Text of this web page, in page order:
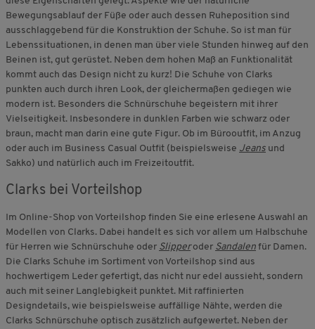
Bewegungsablauf der Füße oder auch dessen Ruheposition sind
ausschlaggebend für die Konstruktion der Schuhe. So ist man für
Lebenssituationen, in denen man über viele Stunden hinweg auf den
Beinen ist, gut gerüstet. Neben dem hohen Maß an Funktionalität
kommt auch das Design nicht zu kurz! Die Schuhe von Clarks
punkten auch durch ihren Look, der gleichermaßen gediegen wie
modern ist. Besonders die Schnürschuhe begeistern mit ihrer
Vielseitigkeit. Insbesondere in dunklen Farben wie schwarz oder
braun, macht man darin eine gute Figur. Ob im Bürooutfit, im Anzug
oder auch im Business Casual Outfit (beispielsweise Jeans und
Sakko) und natürlich auch im Freizeitoutfit.
Clarks bei Vorteilshop
Im Online-Shop von Vorteilshop finden Sie eine erlesene Auswahl an
Modellen von Clarks. Dabei handelt es sich vor allem um Halbschuhe
für Herren wie Schnürschuhe oder Slipperoder Sandalen für Damen.
Die Clarks Schuhe im Sortiment von Vorteilshop sind aus
hochwertigem Leder gefertigt, das nicht nur edel aussieht, sondern
auch mit seiner Langlebigkeit punktet. Mit raffinierten
Designdetails, wie beispielsweise auffällige Nähte, werden die
Clarks Schnürschuhe optisch zusätzlich aufgewertet. Neben der